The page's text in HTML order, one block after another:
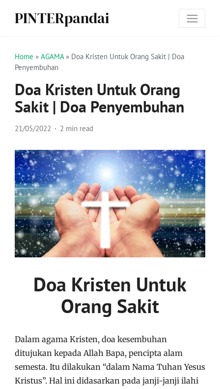
PINTERpandai
Home » AGAMA» Doa Kristen Untuk Orang Sakit | Doa
Penyembuhan
Doa Kristen Untuk Orang
Sakit | Doa Penyembuhan
21/05/2022 2 min read
Doa Kristen Untuk
Orang Sakit
Dalam agama Kristen, doa kesembuhan
ditujukan kepada Allah Bapa, pencipta alam
semesta. Itu dilakukan “dalam Nama Tuhan Yesus
Kristus”. Hal ini didasarkan pada janji-janji ilahi